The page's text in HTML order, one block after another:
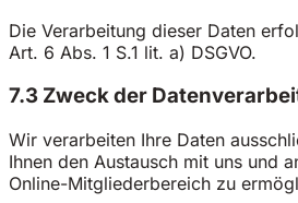
Die Verarbeitung dieser Daten
Art. 6 Abs. 1 S.1 lit. a) DSGVO.
7.3 Zweck der
Wir verarbeiten Ihre Daten
Ihnen den Austausch mit uns und
Online-Mitgliederbereich zu